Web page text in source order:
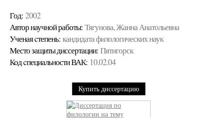
Год: 2002
Автор научной работы: Тягунова, Жанна Анатольевна
Ученая cтепень: кандидата филологических наук
Место защиты диссертации: Пятигорск
Код cпециальности ВАК: 10.02.04
Купить диссертацию